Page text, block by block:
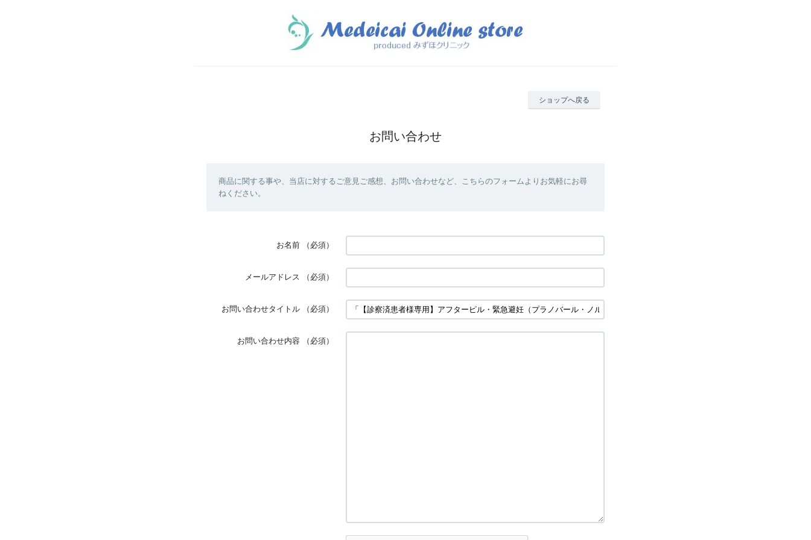
ショップへ戻る
お問い合わせ
商品に関する事や、当店に対するご意見ご感想、お問い合わせなど、こちらのフォームよりお気軽にお尋
ねください。
お名前 （必須）
メールアドレス （必須）
お問い合わせタイトル （必須）
お問い合わせ内容 （必須）